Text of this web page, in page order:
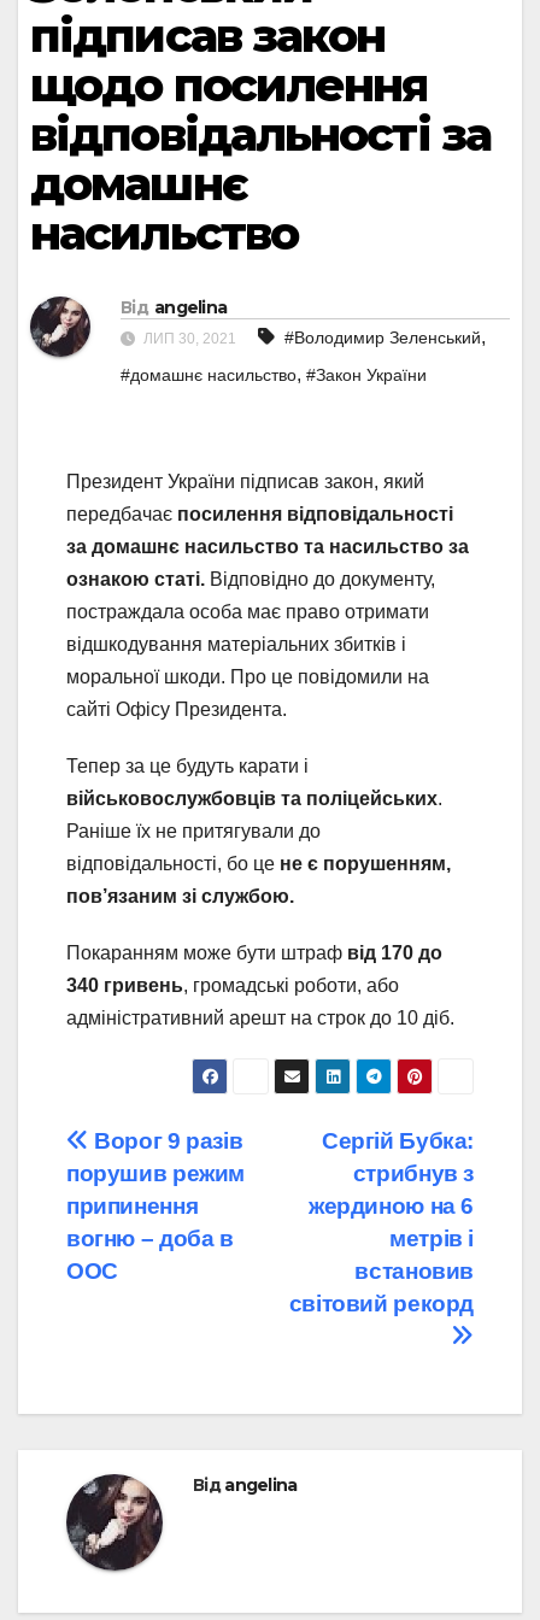
підписав закон
щодо посилення
відповідальності за
домашнє
насильство
Від angelina
ЛИП 30, 2021 #Володимир Зеленський,
#домашнє насильство, #Закон України
Президент України підписав закон, який
передбачає посилення відповідальності
за домашнє насильство та насильство за
ознакою статі. Відповідно до документу,
постраждала особа має право отримати
відшкодування матеріальних збитків і
моральної шкоди. Про це повідомили на
сайті Офісу Президента.
Тепер за це будуть карати і
військовослужбовців та поліцейських.
Раніше їх не притягували до
відповідальності, бо це не є порушенням,
пов’язаним зі службою.
Покаранням може бути штраф від 170 до
340 гривень, громадські роботи, або
адміністративний арешт на строк до 10 діб.
Навігація
записів
Сергій Бубка:
стрибнув з
жердиною на 6
метрів і
встановив
світовий рекорд
Ворог 9 разів
порушив режим
припинення
вогню – доба в
ООС
Відangelina